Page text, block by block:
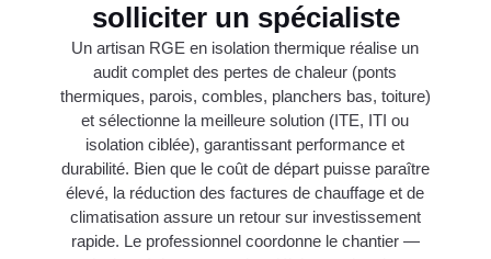
solliciter un spécialiste
Un artisan RGE en isolation thermique réalise un
audit complet des pertes de chaleur (ponts
thermiques, parois, combles, planchers bas, toiture)
et sélectionne la meilleure solution (ITE, ITI ou
isolation ciblée), garantissant performance et
durabilité. Bien que le coût de départ puisse paraître
élevé, la réduction des factures de chauffage et de
climatisation assure un retour sur investissement
rapide. Le professionnel coordonne le chantier —